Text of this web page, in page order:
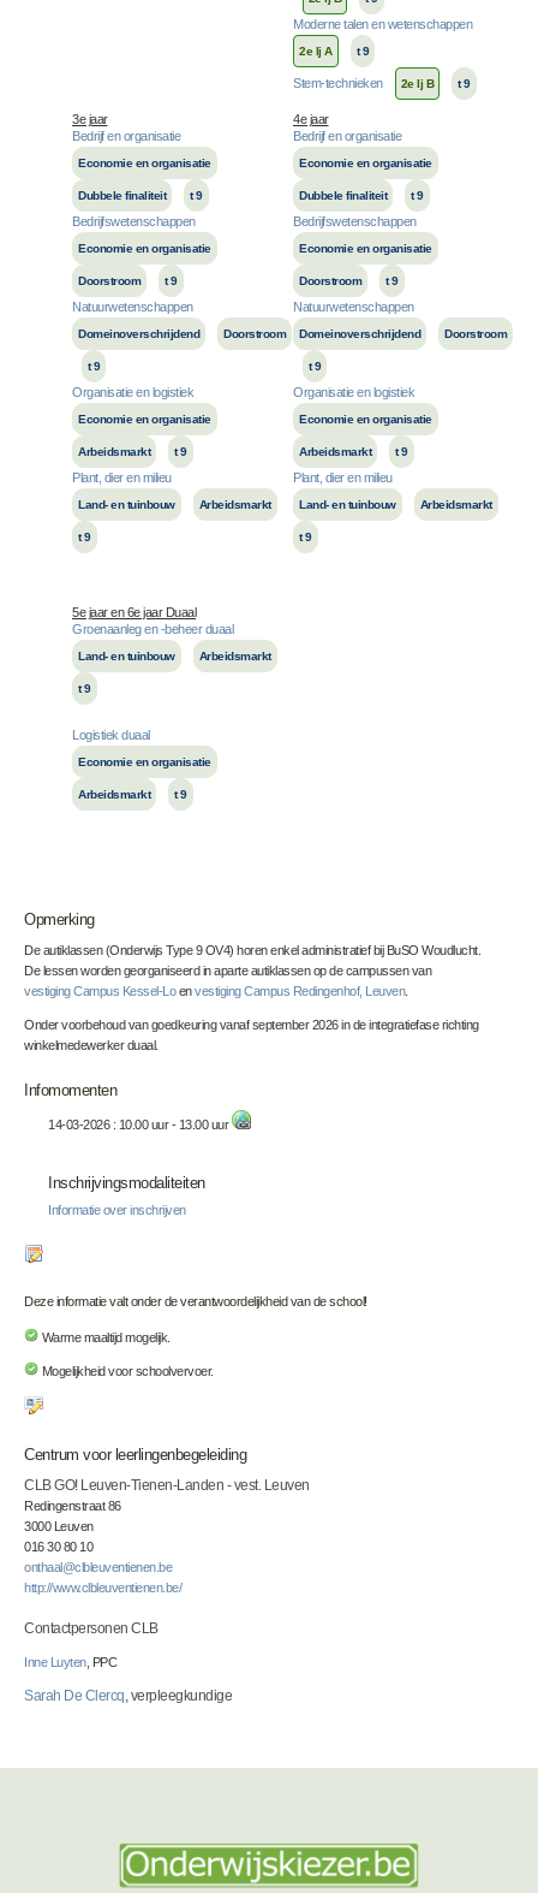
Moderne talen en wetenschappen
2e lj A t 9
Stem-technieken 2e lj B t 9
3e jaar
4e jaar
Bedrijf en organisatie
Economie en organisatie
Dubbele finaliteit t 9
Bedrijfswetenschappen
Economie en organisatie
Doorstroom t 9
Natuurwetenschappen
Domeinoverschrijdend Doorstroom
t 9
Organisatie en logistiek
Economie en organisatie
Arbeidsmarkt t 9
Plant, dier en milieu
Land- en tuinbouw Arbeidsmarkt
t 9
Bedrijf en organisatie
Economie en organisatie
Dubbele finaliteit t 9
Bedrijfswetenschappen
Economie en organisatie
Doorstroom t 9
Natuurwetenschappen
Domeinoverschrijdend Doorstroom
t 9
Organisatie en logistiek
Economie en organisatie
Arbeidsmarkt t 9
Plant, dier en milieu
Land- en tuinbouw Arbeidsmarkt
t 9
5e jaar en 6e jaar Duaal
Groenaanleg en -beheer duaal
Land- en tuinbouw Arbeidsmarkt
t 9
Logistiek duaal
Economie en organisatie
Arbeidsmarkt t 9
Opmerking
De autiklassen (Onderwijs Type 9 OV4) horen enkel administratief bij BuSO Woudlucht.
De lessen worden georganiseerd in aparte autiklassen op de campussen van
vestiging Campus Kessel-Loenvestiging Campus Redingenhof, Leuven.
Onder voorbehoud van goedkeuring vanaf september 2026 in de integratiefase richting
winkelmedewerker duaal.
Infomomenten
14-03-2026 : 10.00 uur - 13.00 uur
Inschrijvingsmodaliteiten
Informatie over inschrijven
Deze informatie valt onder de verantwoordelijkheid van de school!
Warme maaltijd mogelijk.
Mogelijkheid voor schoolvervoer.
Centrum voor leerlingenbegeleiding
CLB GO! Leuven-Tienen-Landen - vest. Leuven
Redingenstraat 86
3000 Leuven
016 30 80 10
onthaal@clbleuventienen.be
http://www.clbleuventienen.be/
Contactpersonen CLB
Inne Luyten, PPC
Sarah De Clercq , verpleegkundige